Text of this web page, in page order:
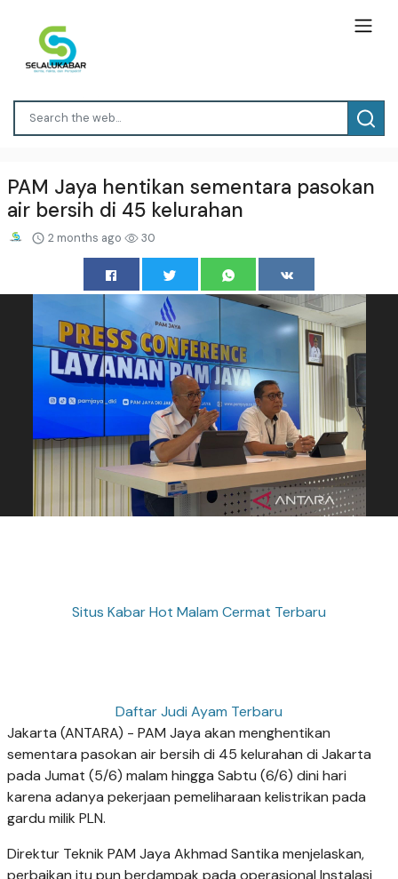
PAM Jaya hentikan sementara pasokan
air bersih di 45 kelurahan
2 months ago 30
Situs Kabar Hot Malam Cermat Terbaru
Daftar Judi Ayam Terbaru
Jakarta (ANTARA) - PAM Jaya akan menghentikan
sementara pasokan air bersih di 45 kelurahan di Jakarta
pada Jumat (5/6) malam hingga Sabtu (6/6) dini hari
karena adanya pekerjaan pemeliharaan kelistrikan pada
gardu milik PLN.
Direktur Teknik PAM Jaya Akhmad Santika menjelaskan,